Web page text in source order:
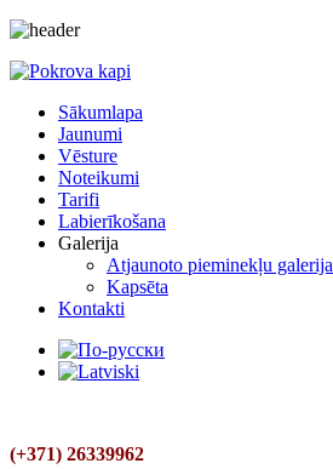
Sākumlapa
Jaunumi
Vēsture
Noteikumi
Tarifi
Labierīkošana
Galerija
Atjaunoto pieminekļu galerija
Kapsēta
Kontakti
(+371) 26339962